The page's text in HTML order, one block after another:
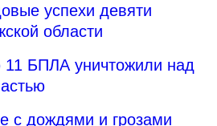
успехи девяти
области
БПЛА уничтожили над
с дождями и грозами